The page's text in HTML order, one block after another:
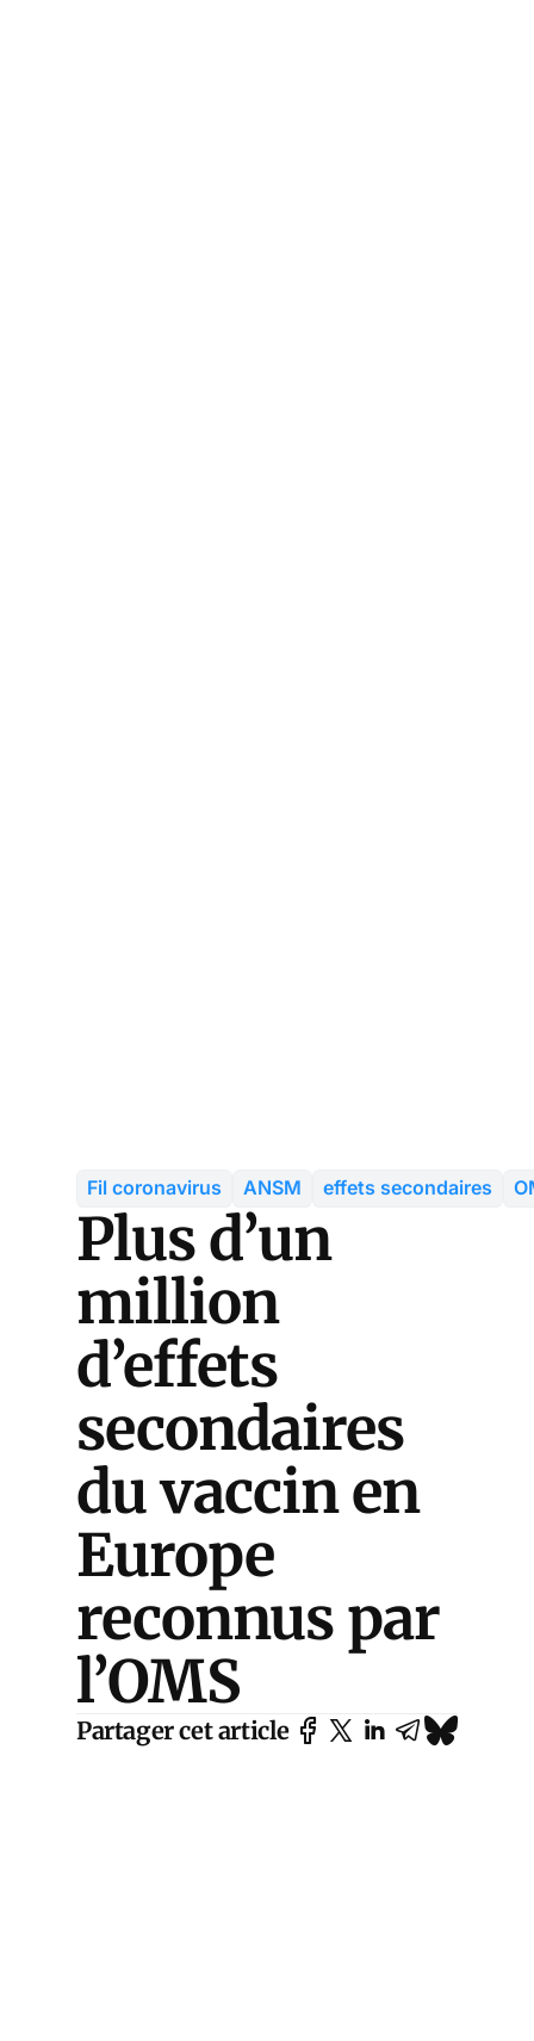
Fil coronavirus ANSM effets secondaires
Plus d’un
million
d’effets
secondaires
du vaccin en
Europe
reconnus par
l’OMS
Partager cet article